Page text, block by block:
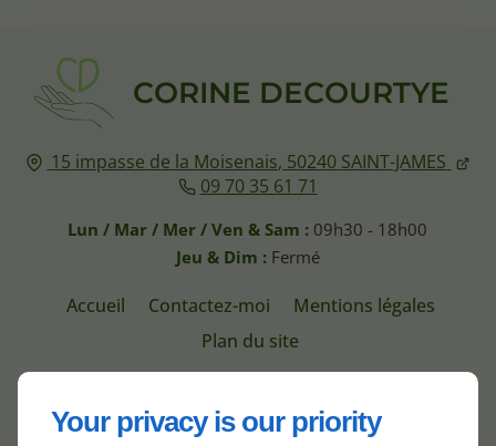
Your privacy is our priority
CORINE DECOURTYE
15 impasse de la Moisenais, 50240 SAINT-JAMES
09 70 35 61 71
Lun / Mar / Mer / Ven & Sam : 09h30 - 18h00
Jeu & Dim :Fermé
Accueil Contactez-moi
Mentions légales
Plan du site